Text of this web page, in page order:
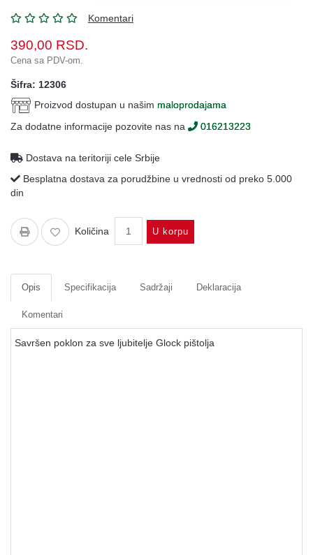
Komentari
390,00 RSD.
Cena sa PDV-om.
Šifra: 12306
Proizvod dostupan u našim maloprodajama
Za dodatne informacije pozovite nas na
016213223
Dostava na teritoriji cele Srbije
Besplatna dostava za porudžbine u vrednosti od preko 5.000
din
Količina U korpu
Opis Specifikacija Sadržaji Deklaracija
Komentari
Savršen poklon za sve ljubitelje Glock pištolja